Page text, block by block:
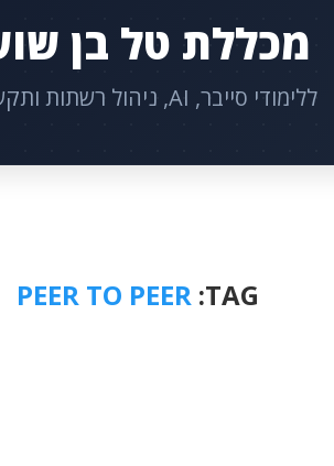
מכללת טל בן
ללימודי סייבר, AI, ניהול רשתות ותקשורת
TAG:
PEER TO PEER